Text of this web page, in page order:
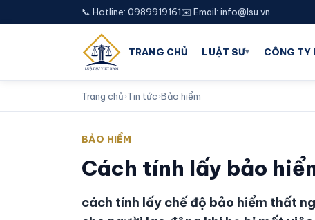
📞 Hotline: 0989919161✉️ Email: info@lsu.vn
TRANG CHỦ LUẬT SƯ▾ CÔNG TY
Trang chủ›Tin tức›Bảo hiểm
BẢO HIỂM
Cách tính lấy bảo
cách tính lấy chế độ bảo hiểm thất